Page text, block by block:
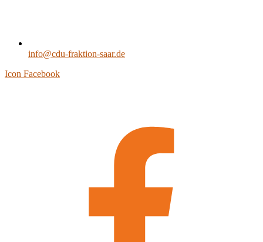
info@cdu-fraktion-saar.de
Icon Facebook